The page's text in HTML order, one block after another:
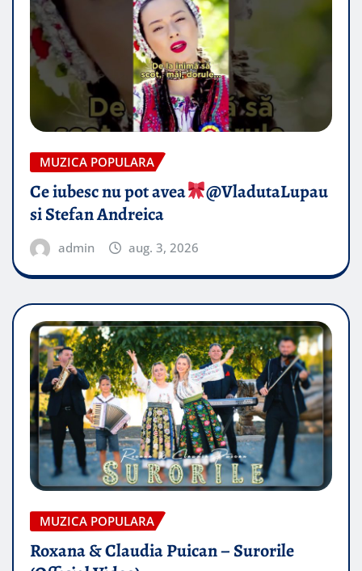
MUZICA POPULARA
Ce iubesc nu pot avea
​@VladutaLupau
si Stefan Andreica
admin aug. 3, 2026
MUZICA POPULARA
Roxana & Claudia Puican – Surorile